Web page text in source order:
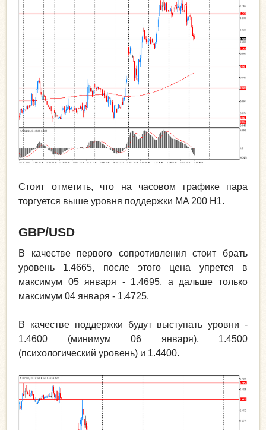
Стоит отметить, что на часовом графике пара
торгуется выше уровня поддержки MA 200 H1.
GBP/USD
В качестве первого сопротивления стоит брать
уровень 1.4665, после этого цена упрется в
максимум 05 января - 1.4695, а дальше только
максимум 04 января - 1.4725.
В качестве поддержки будут выступать уровни -
1.4600 (минимум 06 января), 1.4500
(психологический уровень) и 1.4400.